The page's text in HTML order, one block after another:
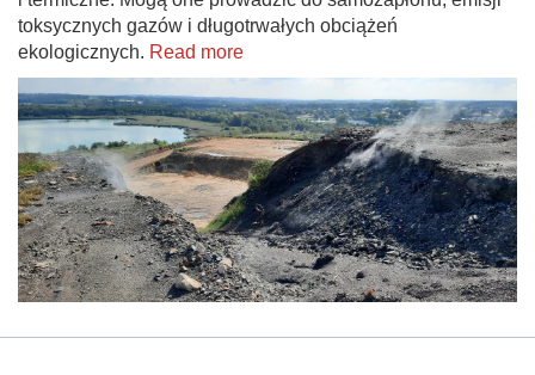
toksycznych gazów i długotrwałych obciążeń
ekologicznych. Read more